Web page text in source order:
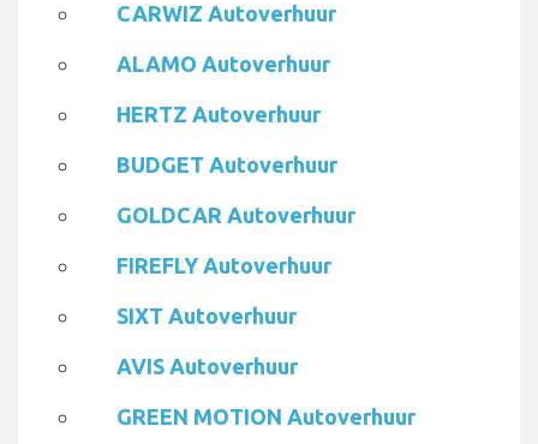
CARWIZ Autoverhuur
ALAMO Autoverhuur
HERTZ Autoverhuur
BUDGET Autoverhuur
GOLDCAR Autoverhuur
FIREFLY Autoverhuur
SIXT Autoverhuur
AVIS Autoverhuur
GREEN MOTION Autoverhuur